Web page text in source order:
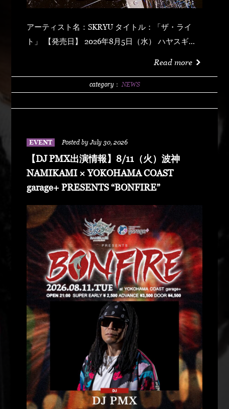
アーティスト名：SKRYU タイトル：「ザ・ライ
ト」 【発売日】 2026年8月5日（水） ハヤスギテ
リング (prod by DJ PMX) マッパ・ノ・オウサマ
Read more
category： NEWS
EVENT Posted by July 30, 2026
【DJ PMX出演情報】8/11（火）波神
NAMIKAMI × YOKOHAMA COAST
garage+ PRESENTS “BONFIRE”